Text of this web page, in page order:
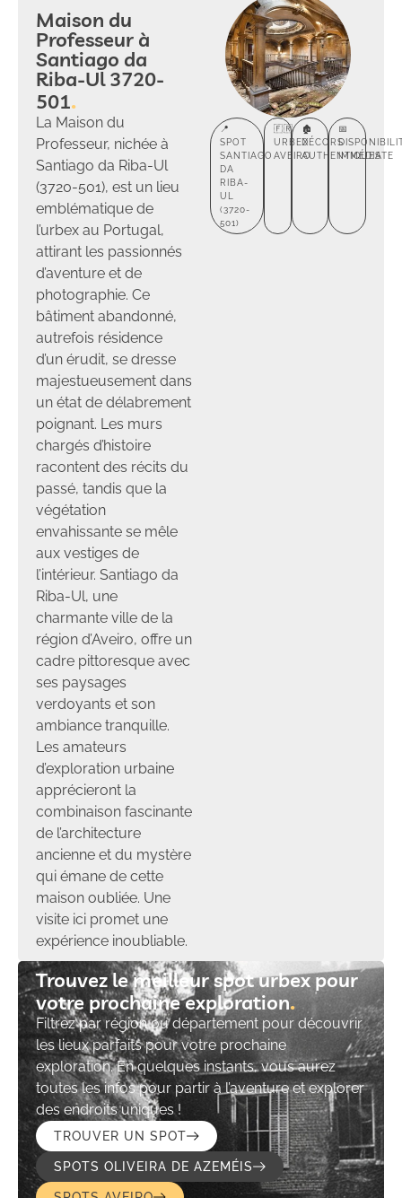
Maison du
Professeur à
Santiago da
Riba-Ul 3720-
501
La Maison du
Professeur, nichée à
Santiago da Riba-Ul
(3720-501), est un lieu
emblématique de
l’urbex au Portugal,
attirant les passionnés
d’aventure et de
photographie. Ce
bâtiment abandonné,
autrefois résidence
d’un érudit, se dresse
majestueusement dans
un état de délabrement
poignant. Les murs
chargés d’histoire
racontent des récits du
passé, tandis que la
végétation
envahissante se mêle
aux vestiges de
l’intérieur. Santiago da
Riba-Ul, une
charmante ville de la
région d’Aveiro, offre un
cadre pittoresque avec
ses paysages
verdoyants et son
ambiance tranquille.
Les amateurs
d’exploration urbaine
apprécieront la
combinaison fascinante
de l’architecture
ancienne et du mystère
qui émane de cette
maison oubliée. Une
visite ici promet une
expérience inoubliable.
📍
SPOT
SANTIAGO
DA
RIBA-
UL
(3720-
501)
🇫🇷
URBEX
AVEIRO
🏚️
DÉCORS
AUTHENTIQUES
📅
IMMÉDIATE
Trouvez le meilleur spot urbex pour
votre prochaine exploration​
Filtrez par région ou département pour découvrir
les lieux parfaits pour votre prochaine
exploration. En quelques instants, vous aurez
toutes les infos pour partir à l’aventure et explorer
des endroits uniques !
TROUVER UN SPOT
SPOTS OLIVEIRA DE AZEMÉIS